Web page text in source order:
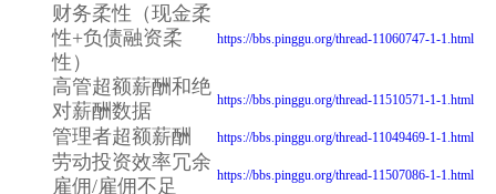
财务柔性（现金柔
性+负债融资柔
性）
https://bbs.pinggu.org/thread-11060747-1-1.html
高管超额薪酬和绝
对薪酬数据
https://bbs.pinggu.org/thread-11510571-1-1.html
管理者超额薪酬 https://bbs.pinggu.org/thread-11049469-1-1.html
劳动投资效率冗余
雇佣/雇佣不足
https://bbs.pinggu.org/thread-11507086-1-1.html